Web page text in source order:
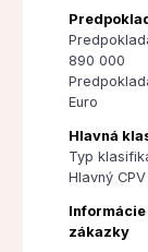
890 000
Euro
Hlavná
Typ
Hlavný
zákazky